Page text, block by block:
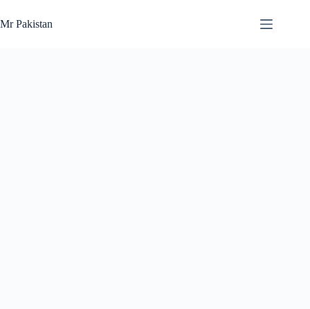
to
content
Mr Pakistan